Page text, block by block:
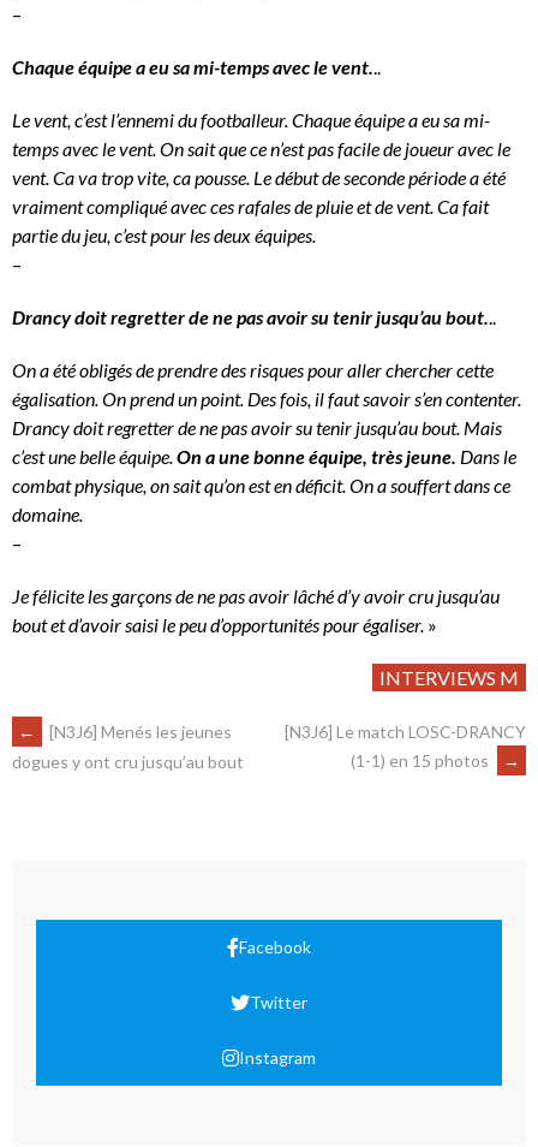
–
Chaque équipe a eu sa mi-temps avec le vent...
Le vent, c’est l’ennemi du footballeur. Chaque équipe a eu sa mi-
temps avec le vent. On sait que ce n’est pas facile de joueur avec le
vent. Ca va trop vite, ca pousse. Le début de seconde période a été
vraiment compliqué avec ces rafales de pluie et de vent. Ca fait
partie du jeu, c’est pour les deux équipes.
–
Drancy doit regretter de ne pas avoir su tenir jusqu’au bout...
On a été obligés de prendre des risques pour aller chercher cette
égalisation. On prend un point. Des fois, il faut savoir s’en contenter.
Drancy doit regretter de ne pas avoir su tenir jusqu’au bout. Mais
c’est une belle équipe.On a une bonne équipe, très jeune. Dans le
combat physique, on sait qu’on est en déficit. On a souffert dans ce
domaine.
–
Je félicite les garçons de ne pas avoir lâché d’y avoir cru jusqu’au
bout et d’avoir saisi le peu d’opportunités pour égaliser. »
INTERVIEWS M
←
[N3J6] Menés les jeunes
dogues y ont cru jusqu’au bout
[N3J6] Le match LOSC-DRANCY
(1-1) en 15 photos
→
Facebook
Twitter
Instagram